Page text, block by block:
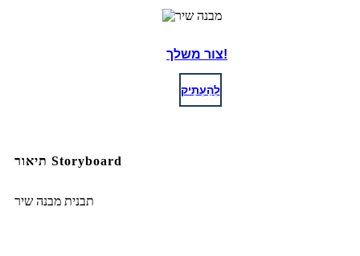
צור משלך!
לְהַעְתִיק
תיאור Storyboard
תבנית מבנה שיר